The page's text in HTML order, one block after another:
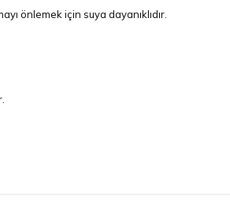
önlemek için suya dayanıklıdır.